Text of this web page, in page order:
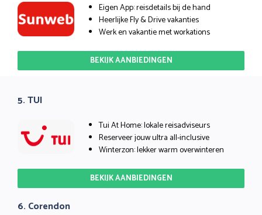
Eigen App: reisdetails bij de hand
Heerlijke Fly & Drive vakanties
Werk en vakantie met workations
BEKIJK AANBIEDINGEN
5. TUI
Tui At Home: lokale reisadviseurs
Reserveer jouw ultra all-inclusive
Winterzon: lekker warm overwinteren
BEKIJK AANBIEDINGEN
6. Corendon